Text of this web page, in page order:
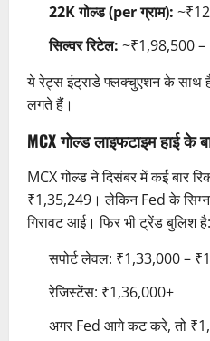
22K गोल्ड (per ग्राम):
सिल्वर रिटेल: ~₹1,98,500
ये रेट्स इंट्राडे फ्लक्चुएशन के साथ
लगते हैं।
MCX गोल्ड लाइफटाइम हाई के
MCX गोल्ड ने दिसंबर में कई बार
₹1,35,249। लेकिन Fed के
गिरावट आई। फिर भी ट्रेंड बुलिश है:
सपोर्ट लेवल: ₹1,33,000 –
रेजिस्टेंस: ₹1,36,000+
अगर Fed आगे कट करे, तो